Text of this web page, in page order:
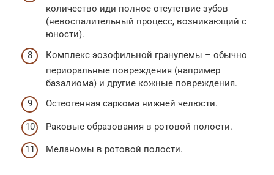
количество иди полное отсутствие зубов
(невоспалительный процесс, возникающий с
юности).
Комплекс эозофильной гранулемы – обычно
периоральные повреждения (например
базалиома) и другие кожные повреждения.
Остеогенная саркома нижней челюсти.
Раковые образования в ротовой полости.
Меланомы в ротовой полости.